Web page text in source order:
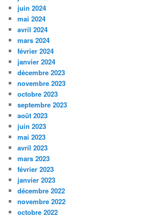
juin 2024
mai 2024
avril 2024
mars 2024
février 2024
janvier 2024
décembre 2023
novembre 2023
octobre 2023
septembre 2023
août 2023
juin 2023
mai 2023
avril 2023
mars 2023
février 2023
janvier 2023
décembre 2022
novembre 2022
octobre 2022